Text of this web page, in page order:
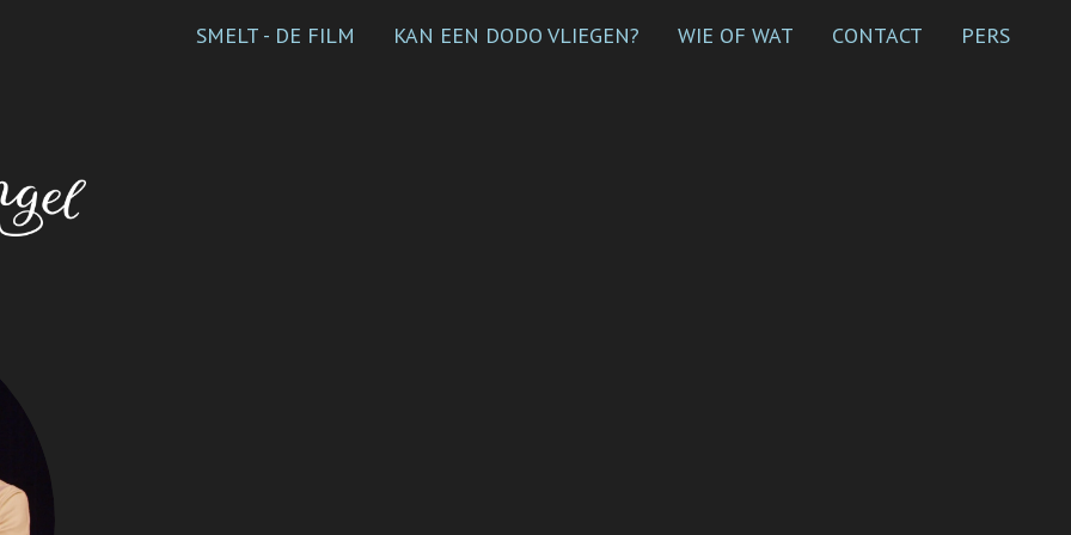
SMELT - DE FILM KAN EEN DODO VLIEGEN? WIE OF WAT CONTACT PERS